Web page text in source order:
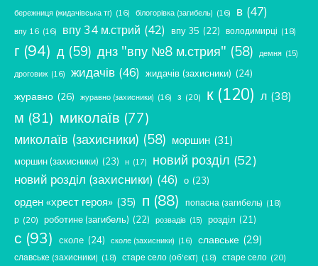
бережниця (жидачівська тг) (16) білогорівка (загибель) (16) в (47)
впу 16 (16) впу 34 м.стрий (42) впу 35 (22) володимирці (18)
г (94) д (59) днз "впу №8 м.стрия" (58) демня (15)
дроговиж (16) жидачів (46) жидачів (захисники) (24)
журавно (26) журавно (захисники) (16) з (20) к (120) л (38)
м (81) миколаїв (77)
миколаїв (захисники) (58) моршин (31)
моршин (захисники) (23) н (17) новий розділ (52)
новий розділ (захисники) (46) о (23)
орден «хрест героя» (35) п (88) попасна (загибель) (18)
р (20) роботине (загибель) (22) розвадів (15) розділ (21)
с (93) сколе (24) сколе (захисники) (16) славське (29)
славське (захисники) (18) старе село (об'єкт) (18) старе село (20)